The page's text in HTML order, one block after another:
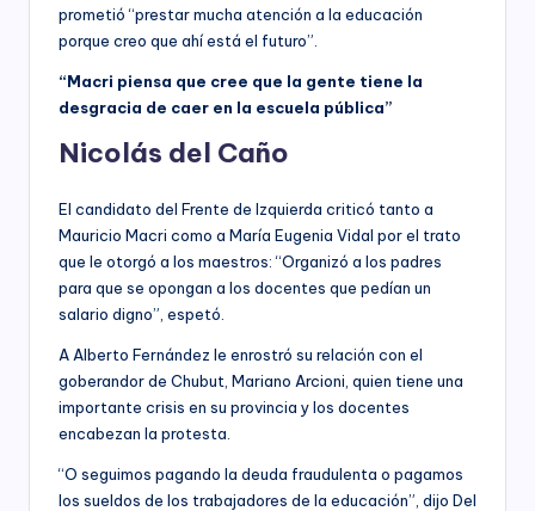
prometió “prestar mucha atención a la educación
porque creo que ahí está el futuro”.
“Macri piensa que cree que la gente tiene la
desgracia de caer en la escuela pública”
Nicolás del Caño
El candidato del Frente de Izquierda criticó tanto a
Mauricio Macri como a María Eugenia Vidal por el trato
que le otorgó a los maestros: “Organizó a los padres
para que se opongan a los docentes que pedían un
salario digno”, espetó.
A Alberto Fernández le enrostró su relación con el
goberandor de Chubut, Mariano Arcioni, quien tiene una
importante crisis en su provincia y los docentes
encabezan la protesta.
“O seguimos pagando la deuda fraudulenta o pagamos
los sueldos de los trabajadores de la educación”, dijo Del